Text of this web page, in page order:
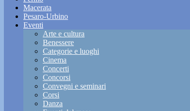
Macerata
Pesaro-Urbino
Eventi
Arte e cultura
Benessere
Categorie e luoghi
Cinema
Concerti
Concorsi
Convegni e seminari
Corsi
Danza